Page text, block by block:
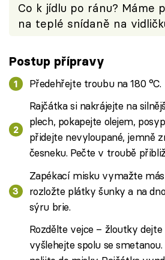
Co k jídlu po ránu? Máme
na teplé snídaně na
Postup přípravy
Předehřejte troubu na 180 °C.
Rajčátka si nakrájejte na
plech, pokapejte olejem,
přidejte nevyloupané, jemně
česneku. Pečte v troubě
Zapékací misku vymažte
rozložte plátky šunky a na
sýru brie.
Rozdělte vejce – žloutky
vyšlehejte spolu se